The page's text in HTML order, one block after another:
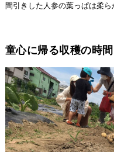
間引きした人参の葉っぱは柔
童心に帰る収穫の時間